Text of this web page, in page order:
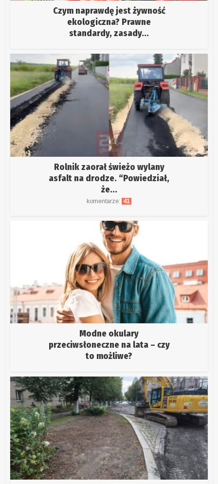
Czym naprawdę jest żywność
ekologiczna? Prawne
standardy, zasady...
Rolnik zaorał świeżo wylany
asfalt na drodze. “Powiedział,
że...
komentarze: 41
Modne okulary
przeciwsłoneczne na lata – czy
to możliwe?